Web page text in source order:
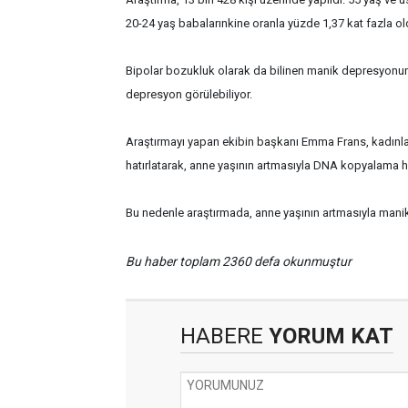
20-24 yaş babalarınkine oranla yüzde 1,37 kat fazla
Bipolar bozukluk olarak da bilinen manik
depresyon görülebiliyor.
Araştırmayı yapan ekibin başkanı Emma Frans,
hatırlatarak, anne yaşının artmasıyla DNA kopyalama
Bu nedenle araştırmada, anne yaşının artmasıyla
Bu haber toplam 2360 defa okunmuştur
HABERE YORUM KAT